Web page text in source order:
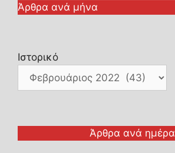
Άρθρα ανά μήνα
Ιστορικό
Άρθρα ανά ημέρα